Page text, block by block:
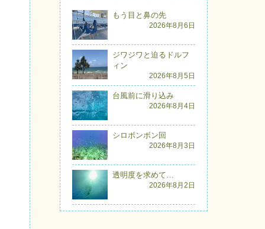
もう目と鼻の先
2026年8月6日
ジワジワと迫るドルフ
ィン
2026年8月5日
台風前に滑り込み
2026年8月4日
シロボンボン回
2026年8月3日
透明度を求めて…
2026年8月2日